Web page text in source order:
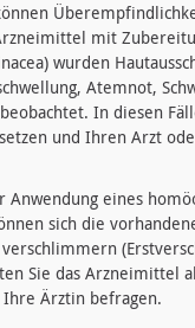
mit
wurden
Atemnot,
In diesen
und Ihren Arzt
Anwendung eines
sich die
Sie das Arzneimittel
Ärztin befragen.